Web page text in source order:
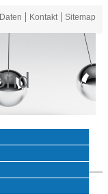
Daten Kontakt Sitemap